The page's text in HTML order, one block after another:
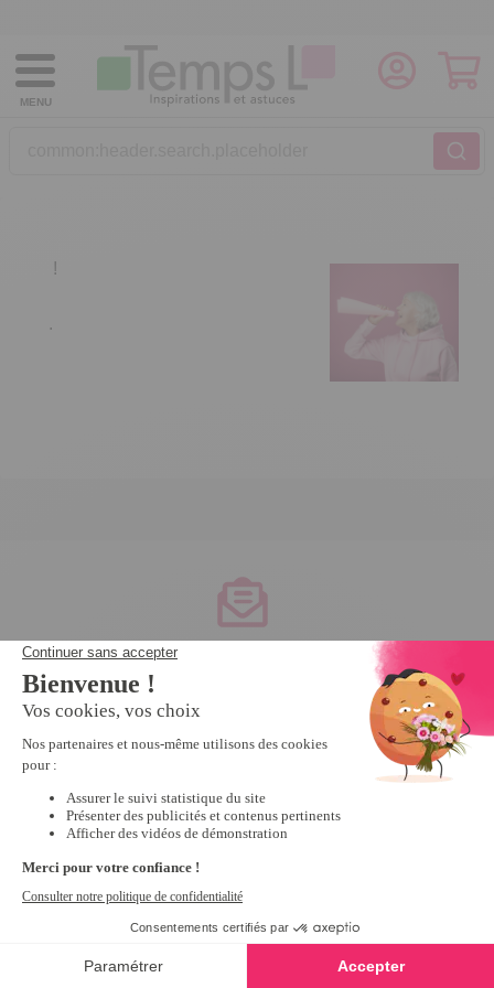
MENU
!
.
à votre écoute